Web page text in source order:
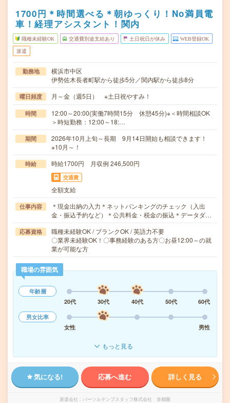
1700円＊時間選べる＊朝ゆっくり！No満員電
車！経理アシスタント！関内
職種未経験OK 交通費別途支給あり 土日祝日が休み WEB登録OK
派遣
勤務地
横浜市中区
伊勢佐木長者町駅から徒歩5分／関内駅から徒歩8分
曜日頻度 月～金（週5日） ※土日祝やすみ！
時間
12:00～20:00(実働7時間15分 休憩45分)※＜時間相談OK
＞時短勤務：12:00～18:…
期間
2026年10月上旬～長期 9月14日開始も相談できます！
※10月～！
時給 時給1700円 月収例 246,500円
交通費
全額支給
仕事内容
＊現金出納の入力＊ネットバンキングのチェック（入出
金・振込予約など）＊公共料金・税金の振込＊データダ…
応募資格
職種未経験OK / ブランクOK / 英語力不要
〇業界未経験OK！〇事務経験のある方〇お昼12:00～の就
業が可能な方
職場の雰囲気
年齢層
20代
30代 40代 50代
60代
男女比率
女性
男性
もっと見る
気になる! 応募へ進む 詳しく見る
派遣会社 パーソルテンプスタッフ株式会社 首都圏